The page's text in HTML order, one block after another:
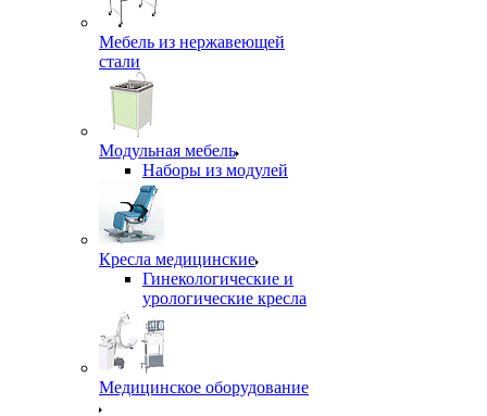
Мебель из нержавеющей
стали
Модульная мебель
Наборы из модулей
Кресла медицинские
Гинекологические и
урологические кресла
Медицинское оборудование